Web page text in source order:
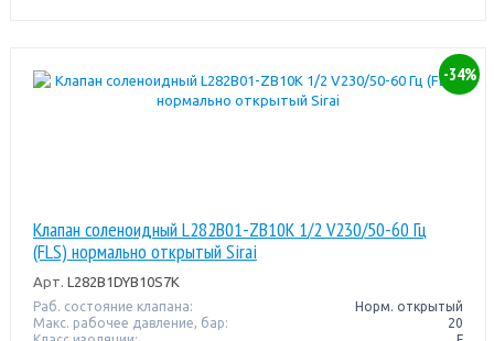
-34%
Клапан соленоидный L282B01-ZB10K 1/2 V230/50-60 Гц
(FLS) нормально открытый Sirai
Арт. L282B1DYB10S7K
Раб. состояние клапана:
Норм. открытый
Макс. рабочее давление, бар:
20